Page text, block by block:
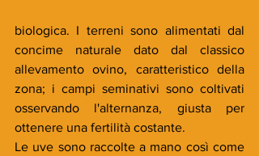
biologica. I terreni sono alimentati dal
concime naturale dato dal classico
allevamento ovino, caratteristico della
zona; i campi seminativi sono coltivati
osservando l'alternanza, giusta per
ottenere una fertilità costante.
Le uve sono raccolte a mano così come